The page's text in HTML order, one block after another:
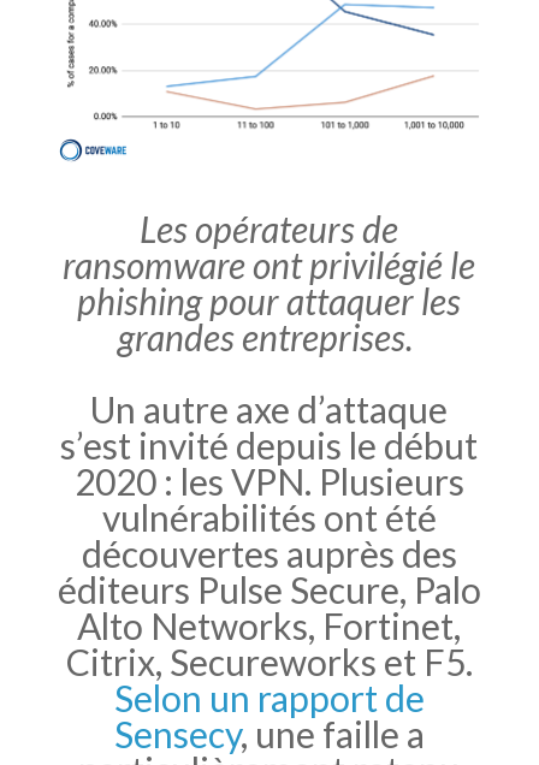
Les opérateurs de
ransomware ont privilégié le
phishing pour attaquer les
grandes entreprises.
Un autre axe d’attaque
s’est invité depuis le début
2020 : les VPN. Plusieurs
vulnérabilités ont été
découvertes auprès des
éditeurs Pulse Secure, Palo
Alto Networks, Fortinet,
Citrix, Secureworks et F5.
Selon un rapport de
Sensecy, une faille a